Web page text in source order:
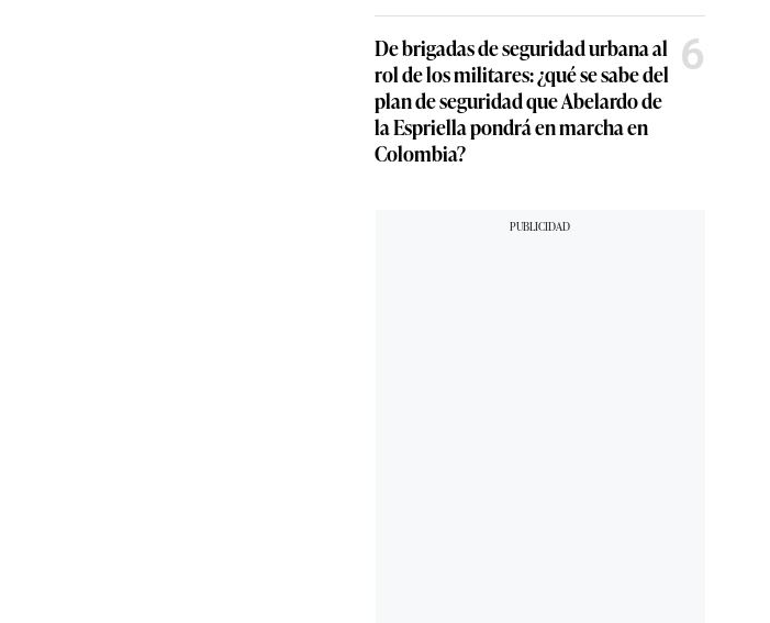
De brigadas de seguridad urbana al
rol de los militares: ¿qué se sabe del
plan de seguridad que Abelardo de
la Espriella pondrá en marcha en
Colombia?
6